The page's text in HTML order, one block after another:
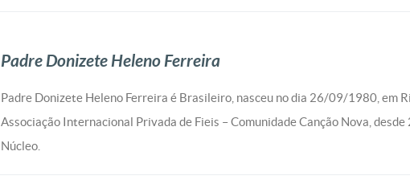
Padre Donizete Heleno Ferreira
Padre Donizete Heleno Ferreira é Brasileiro, nasceu no dia 26/09/1980, em
Associação Internacional Privada de Fieis – Comunidade Canção Nova,
Núcleo.